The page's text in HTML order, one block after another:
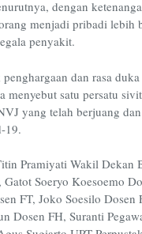
dengan
menjadi pribadi lebih
penyakit.
dan rasa
menyebut satu persatu
yang telah berjuang
19.
Pramiyati Wakil Dekan
Soeryo Koesoemo
FT, Joko Soesilo Dosen
Dosen FH, Suranti